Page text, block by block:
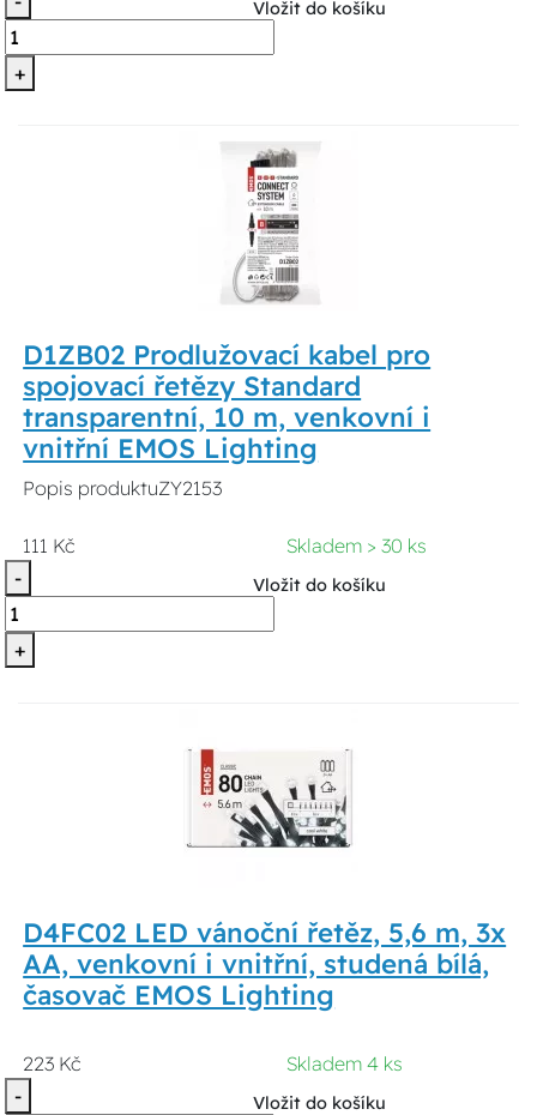
+
Vložit do košíku
D1ZB02 Prodlužovací kabel pro
spojovací řetězy Standard
transparentní, 10 m, venkovní i
vnitřní EMOS Lighting
Popis produktuZY2153
111 Kč
Skladem > 30 ks
-
+
Vložit do košíku
D4FC02 LED vánoční řetěz, 5,6 m, 3x
AA, venkovní i vnitřní, studená bílá,
časovač EMOS Lighting
223 Kč
Skladem 4 ks
-
Vložit do košíku